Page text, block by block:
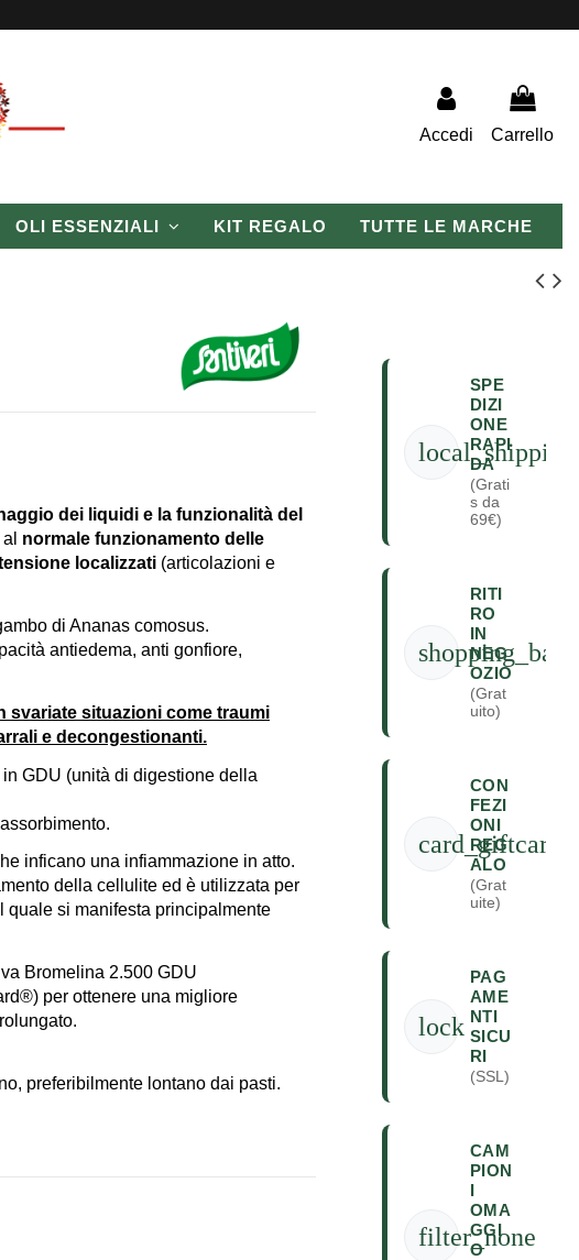
Accedi Carrello
OLI ESSENZIALI KIT REGALO TUTTE LE MARCHE
dei liquidi e la funzionalità del
normale funzionamento delle
localizzati(articolazioni e
di Ananas comosus.
antiedema, anti gonfiore,
svariate situazioni come traumi
e decongestionanti.
GDU (unità di digestione della
inficano una infiammazione in atto.
della cellulite ed è utilizzata per
quale si manifesta principalmente
Bromelina 2.500 GDU
per ottenere una migliore
preferibilmente lontano dai pasti.
local_shipping
SPE
DIZI
ONE
RAPI
DA
(Grati
s da
69€)
shopping_bag
RITI
RO
IN
NEG
OZIO
(Grat
uito)
card_giftcard
CON
FEZI
ONI
REG
ALO
(Grat
uite)
lock
PAG
AME
NTI
SICU
RI
(SSL)
filter_none
CAM
PION
I
OMA
GGI
O